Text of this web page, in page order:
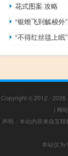
花式图案 攻略
“银蟾飞到觚梭外
“不得红丝毯上眠
Copyright © 2012 - 2026
| 网
声明：本站内容来自互
本站仅为